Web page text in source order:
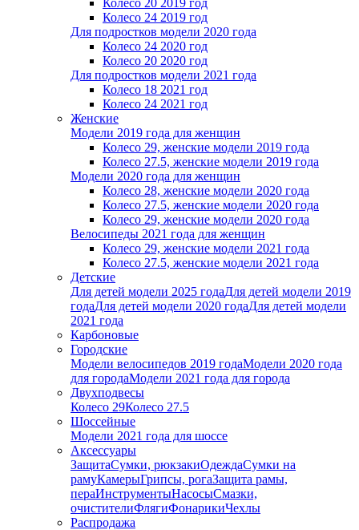
Колесо 20 2019 год
Колесо 24 2019 год
Для подростков модели 2020 года
Колесо 24 2020 год
Колесо 20 2020 год
Для подростков модели 2021 года
Колесо 18 2021 год
Колесо 24 2021 год
Женскиe
Модели 2019 года для женщин
Колесо 29, женские модели 2019 года
Колесо 27.5, женские модели 2019 года
Модели 2020 года для женщин
Колесо 28, женские модели 2020 года
Колесо 27.5, женские модели 2020 года
Колесо 29, женские модели 2020 года
Велосипеды 2021 года для женщин
Колесо 29, женские модели 2021 года
Колесо 27.5, женские модели 2021 года
Детские
Для детей модели 2025 годаДля детей модели 2019
годаДля детей модели 2020 годаДля детей модели
2021 года
Карбоновые
Городские
Модели велосипедов 2019 годаМодели 2020 года
для городаМодели 2021 года для города
Двухподвесы
Колесо 29Колесо 27.5
Шоссейные
Модели 2021 года для шоссе
Аксессуары
ЗащитаСумки, рюкзакиОдеждаСумки на
рамуКамерыГрипсы, рогаЗащита рамы,
пераИнструментыНасосыСмазки,
очистителиФлягиФонарикиЧехлы
Распродажа